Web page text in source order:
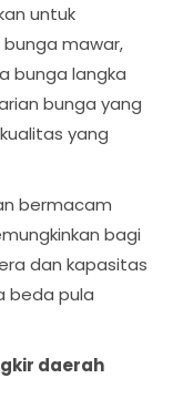
untuk
mawar,
bunga langka
bunga yang
yang
bermacam
bagi
dan kapasitas
beda pula
daerah